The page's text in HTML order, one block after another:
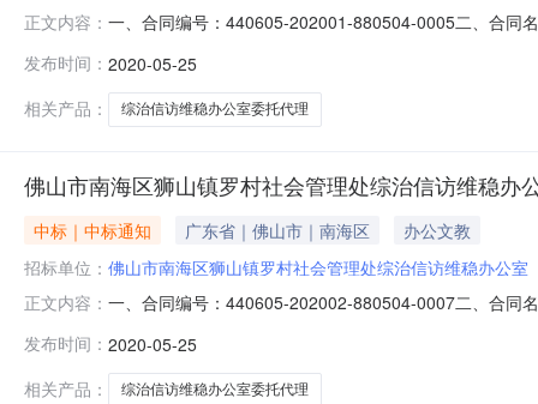
正文内容： 一、合同编号：440605-202001-880504-0005二、合同
83201111六、合同主要信息主要标的名称：主要标的数
发布时间： 2020-05-25
相关产品：
综治信访维稳办公室委托代理
佛山市南海区狮山镇罗村社会管理处综治信访维稳
中标｜中标通知 广东省｜佛山市｜南海区
办公文教
招标单位： 佛山市南海区狮山镇罗村社会管理处综治信访维稳办公室
正文内容： 一、合同编号：440605-202002-880504-0007二、合同
83201111六、合同主要信息主要标的名称：主要标的数
发布时间： 2020-05-25
相关产品：
综治信访维稳办公室委托代理